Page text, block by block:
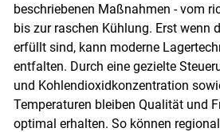
beschriebenen Maßnahmen - vom
bis zur raschen Kühlung. Erst wenn
erfüllt sind, kann moderne
entfalten. Durch eine gezielte
und Kohlendioxidkonzentration
Temperaturen bleiben Qualität und
optimal erhalten. So können